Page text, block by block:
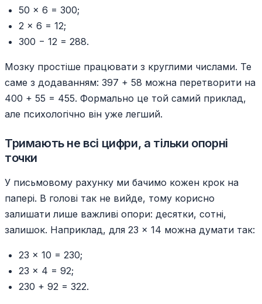
50 × 6 = 300;
2 × 6 = 12;
300 − 12 = 288.
Мозку простіше працювати з круглими числами. Те
саме з додаванням: 397 + 58 можна перетворити на
400 + 55 = 455. Формально це той самий приклад,
але психологічно він уже легший.
Тримають не всі цифри, а тільки опорні
точки
У письмовому рахунку ми бачимо кожен крок на
папері. В голові так не вийде, тому корисно
залишати лише важливі опори: десятки, сотні,
залишок. Наприклад, для 23 × 14 можна думати так:
23 × 10 = 230;
23 × 4 = 92;
230 + 92 = 322.